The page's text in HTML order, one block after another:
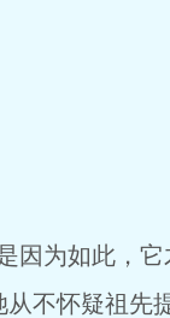
为如此，它
不怀疑祖先